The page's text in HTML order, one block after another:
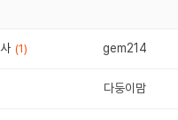
(1) gem214
다둥이맘